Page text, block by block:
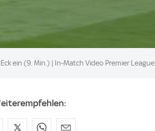
ein (9. Min.) | In-Match Video Premier League